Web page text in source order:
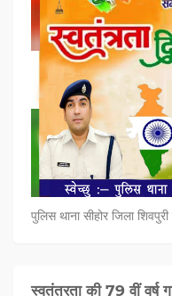
पुलिस थाना सीहोर जिला
स्वतंत्रता की 79 वीं वर्ष